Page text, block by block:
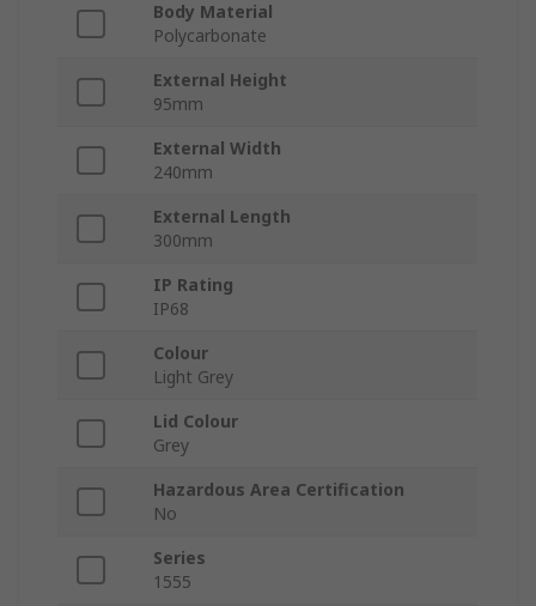
Body Material
Polycarbonate
External Height
95mm
External Width
240mm
External Length
300mm
IP Rating
IP68
Colour
Light Grey
Lid Colour
Grey
Hazardous Area Certification
No
Series
1555